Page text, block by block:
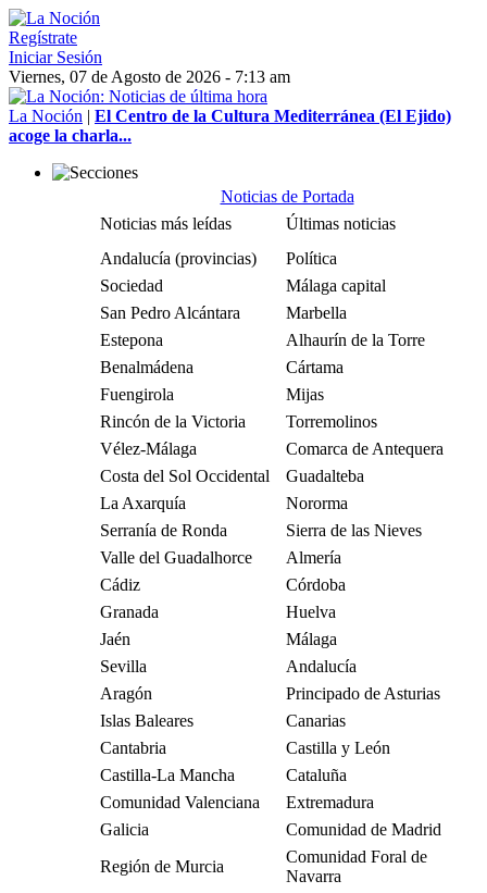
Regístrate
Iniciar Sesión
Viernes, 07 de Agosto de 2026 - 7:13 am
La Noción | El Centro de la Cultura Mediterránea (El Ejido)
acoge la charla...
Noticias de Portada
Noticias más leídas
Últimas noticias
Andalucía (provincias)
Política
Sociedad
Málaga capital
San Pedro Alcántara
Marbella
Estepona
Alhaurín de la Torre
Benalmádena
Cártama
Fuengirola
Mijas
Rincón de la Victoria
Torremolinos
Vélez-Málaga
Comarca de Antequera
Costa del Sol Occidental
Guadalteba
La Axarquía
Nororma
Serranía de Ronda
Sierra de las Nieves
Valle del Guadalhorce
Almería
Cádiz
Córdoba
Granada
Huelva
Jaén
Málaga
Sevilla
Andalucía
Aragón
Principado de Asturias
Islas Baleares
Canarias
Cantabria
Castilla y León
Castilla-La Mancha
Cataluña
Comunidad Valenciana
Extremadura
Galicia
Comunidad de Madrid
Región de Murcia
Comunidad Foral de
Navarra